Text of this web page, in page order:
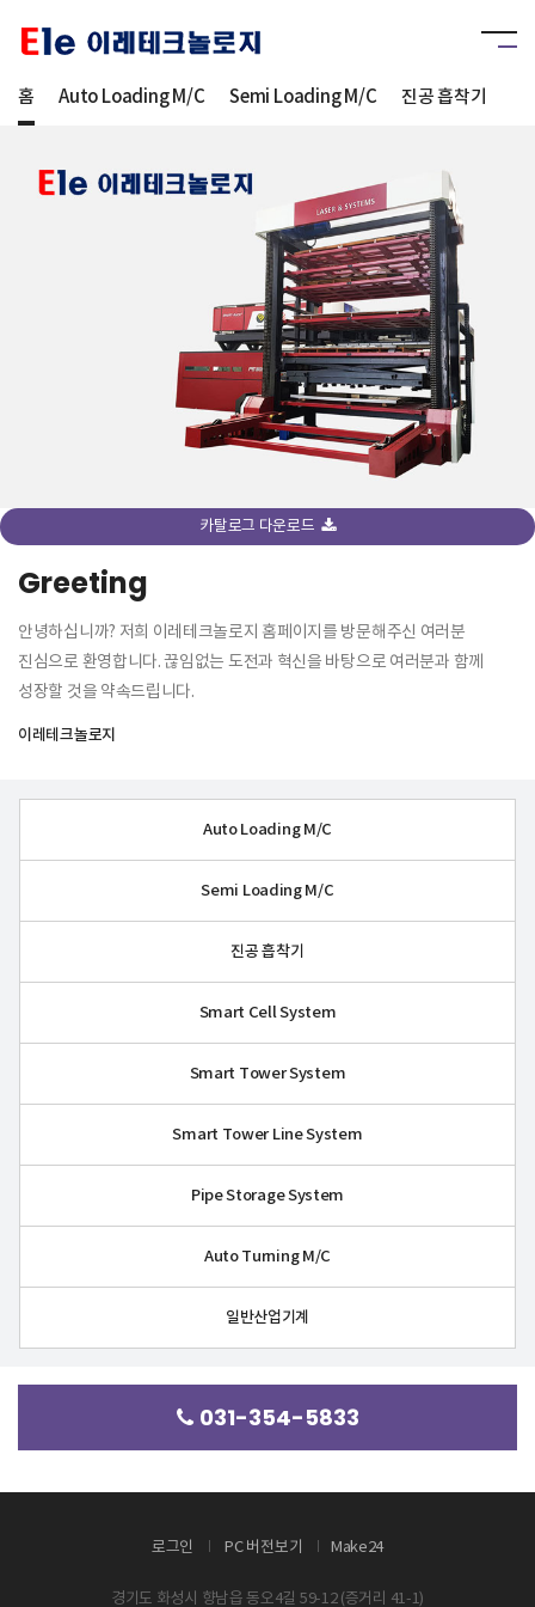
홈 Auto Loading M/C Semi Loading M/C 진공 흡착기
카탈로그 다운로드
Greeting
안녕하십니까? 저희 이레테크놀로지 홈페이지를 방문해주신 여러분
진심으로 환영합니다. 끊임없는 도전과 혁신을 바탕으로 여러분과 함께
성장할 것을 약속드립니다.
이레테크놀로지
Auto Loading M/C
Semi Loading M/C
진공 흡착기
Smart Cell System
Smart Tower System
Smart Tower Line System
Pipe Storage System
Auto Turning M/C
일반산업기계
031-354-5833
로그인 PC 버전보기 Make24
경기도 화성시 향남읍 동오4길 59-12 (증거리 41-1)